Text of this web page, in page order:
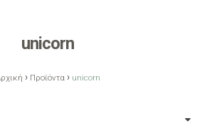
unicorn
› Προϊόντα › unicorn